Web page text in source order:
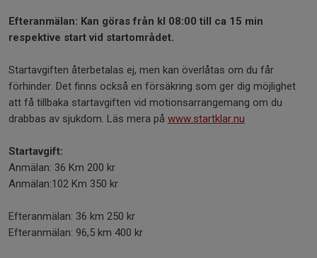
Efteranmälan: Kan göras från kl 08:00 till ca 15 min
respektive start vid startområdet.
Startavgiften återbetalas ej, men kan överlåtas om du får
förhinder. Det finns också en försäkring som ger dig möjlighet
att få tillbaka startavgiften vid motionsarrangemang om du
drabbas av sjukdom. Läs mera på www.startklar.nu
Startavgift:
Anmälan: 36 Km 200 kr
Anmälan:102 Km 350 kr
Efteranmälan: 36 km 250 kr
Efteranmälan: 96,5 km 400 kr